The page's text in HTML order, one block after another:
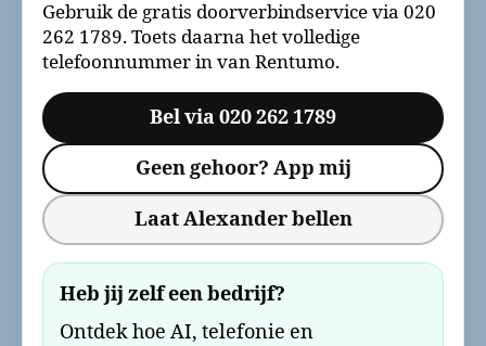
Gebruik de gratis doorverbindservice via 020
262 1789. Toets daarna het volledige
telefoonnummer in van Rentumo.
Bel via 020 262 1789
Geen gehoor? App mij
Laat Alexander bellen
Heb jij zelf een bedrijf?
Ontdek hoe AI, telefonie en